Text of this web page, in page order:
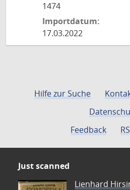
1474
Importdatum:
17.03.2022
Hilfe zur Suche
Feedback
Just scanned
Lienhard